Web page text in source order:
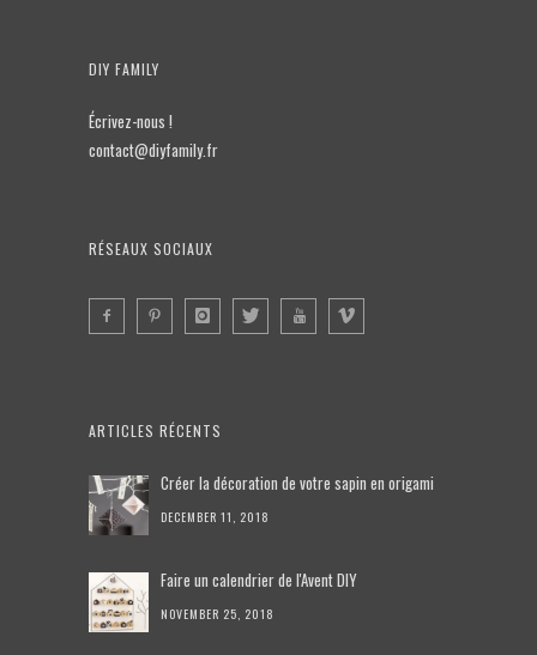
DIY FAMILY
Écrivez-nous !
contact@diyfamily.fr
RÉSEAUX SOCIAUX
ARTICLES RÉCENTS
Créer la décoration de votre sapin en origami
DECEMBER 11, 2018
Faire un calendrier de l'Avent DIY
NOVEMBER 25, 2018